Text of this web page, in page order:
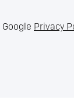
Privacy